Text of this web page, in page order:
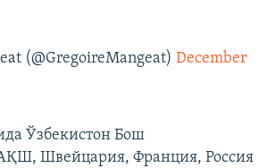
(@GregoireMangeat) December
Ўзбекистон Бош
Швейцария, Франция, Россия